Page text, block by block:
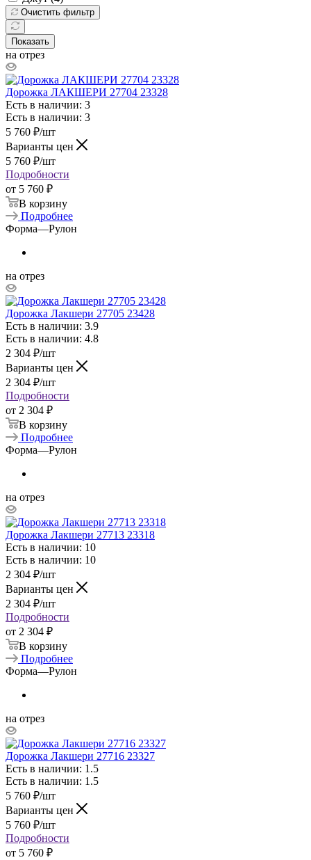
Очистить фильтр
Показать
на отрез
Дорожка ЛАКШЕРИ 27704 23328
Есть в наличии: 3
Есть в наличии: 3
5 760 ₽/шт
Варианты цен
5 760 ₽/шт
Подробности
от 5 760 ₽
В корзину
Подробнее
Форма—Рулон
на отрез
Дорожка Лакшери 27705 23428
Есть в наличии: 3.9
Есть в наличии: 4.8
2 304 ₽/шт
Варианты цен
2 304 ₽/шт
Подробности
от 2 304 ₽
В корзину
Подробнее
Форма—Рулон
на отрез
Дорожка Лакшери 27713 23318
Есть в наличии: 10
Есть в наличии: 10
2 304 ₽/шт
Варианты цен
2 304 ₽/шт
Подробности
от 2 304 ₽
В корзину
Подробнее
Форма—Рулон
на отрез
Дорожка Лакшери 27716 23327
Есть в наличии: 1.5
Есть в наличии: 1.5
5 760 ₽/шт
Варианты цен
5 760 ₽/шт
Подробности
от 5 760 ₽